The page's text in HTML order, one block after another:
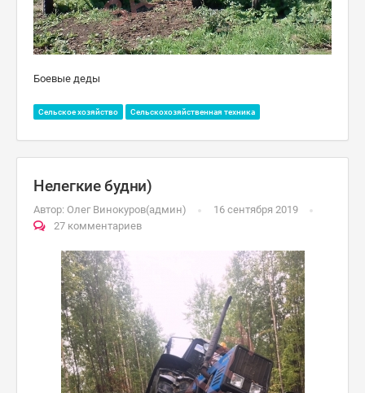
Боевые деды
Сельское хозяйство Сельскохозяйственная техника
Нелегкие будни)
Автор: Олег Винокуров(админ)
16 сентября 2019
27 комментариев